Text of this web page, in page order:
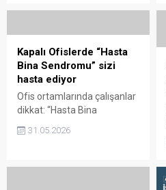
aracı mı? Gazete Oksijen
Emlak Köşe Yazarı M. Kıvanç
ÖNDER köşesinde bu
konuyu ele almış. Nitekim
Merkez Bankası
(TCMB)’nin...
Kapalı Ofislerde “Hasta
Bina Sendromu” sizi
hasta ediyor
Ofis ortamlarında çalışanlar
dikkat: “Hasta Bina
Sendromu’ astıma sebep
oluyor. Zira kapalı ofislerde
Uzmanlara göre Kapalı
31.05.2026